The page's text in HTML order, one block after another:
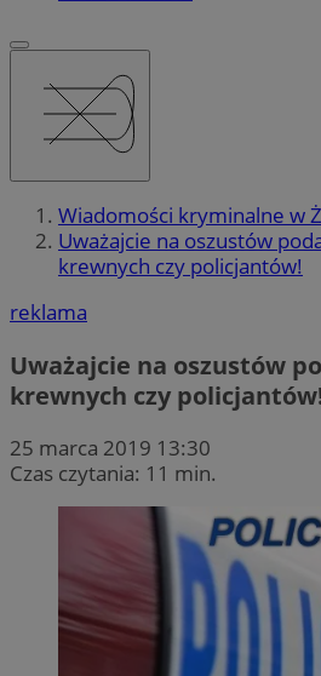
Wiadomości kryminalne w
Uważajcie na oszustów
krewnych czy policjantów!
reklama
Uważajcie na oszustów
krewnych czy
25 marca 2019 13:30
Czas czytania: 11 min.